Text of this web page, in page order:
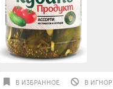
В ИЗБРАННОЕ В ИГНОР